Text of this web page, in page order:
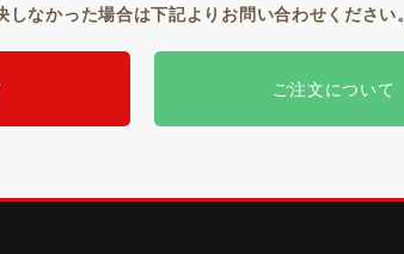
しなかった場合は下記よりお問い合わせください。
ご注文について